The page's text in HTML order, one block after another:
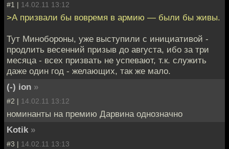
#1 | 14.02.11 13:12
>А призвали бы вовремя в армию — были бы живы.
Тут Минобороны, уже выступили с инициативой -
продлить весенний призыв до августа, ибо за три
месяца - всех призвать не успевают, т.к. служить
даже один год - желающих, так же мало.
(-) ion »
#2 | 14.02.11 13:12
номинанты на премию Дарвина однозначно
Kotik »
#3 | 14.02.11 13:13